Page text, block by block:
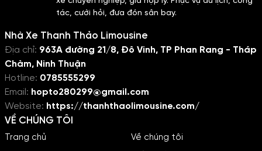
thường kéo dài từ 8 đến 9 tiếng
đồng hồ, gây ra không ít mệt
tác, cưới hỏi, đưa đón sân bay.
Nhà Xe Thanh Thảo Limousine
Địa chỉ: 963A đường 21/8, Đô Vinh, TP Phan Rang - Tháp
Chàm, Ninh Thuận
Hotline: 0785555299
Email: hopto280299@gmail.com
Website: https://thanhthaolimousine.com/
VỀ CHÚNG TÔI
Trang chủ
Về chúng tôi